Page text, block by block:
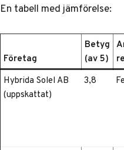
En tabell med jämförelse:
Företag
Betyg
(av 5)
Hybrida Solel AB
(uppskattat)
3,8